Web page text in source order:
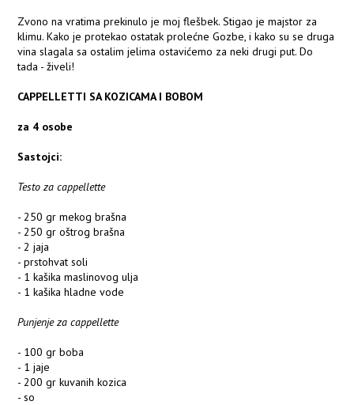
Zvono na vratima prekinulo je moj flešbek. Stigao je majstor za
klimu. Kako je protekao ostatak prolećne Gozbe, i kako su se druga
vina slagala sa ostalim jelima ostavićemo za neki drugi put. Do
tada - živeli!
CAPPELLETTI SA KOZICAMA I BOBOM
za 4 osobe
Sastojci:
Testo za cappellette
- 250 gr mekog brašna
- 250 gr oštrog brašna
- 2 jaja
- prstohvat soli
- 1 kašika maslinovog ulja
- 1 kašika hladne vode
Punjenje za cappellette
- 100 gr boba
- 1 jaje
- 200 gr kuvanih kozica
- so